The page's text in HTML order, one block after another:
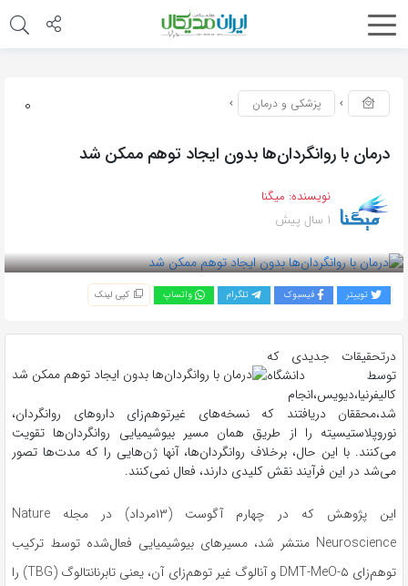
0 پزشکی و درمان
درمان با روانگردان‌ها بدون ایجاد توهم ممکن شد
نویسنده: میگنا
1 سال پیش
توییتر فیسبوک تلگرام واتساپ کپی لینک
درتحقیقات جدیدی که
توسط دانشگاه
کالیفرنیا،دیویس،انجام
شد،محققان دریافتند که نسخه‌های غیرتوهم‌زای داروهای روانگردان،
نوروپلاستیسیته را از طریق همان مسیر بیوشیمیایی روانگردان‌ها تقویت
می‌کنند. با این حال، برخلاف روانگردان‌ها، آنها ژن‌هایی را که مدت‌ها تصور
می‌شد در این فرآیند نقش کلیدی دارند، فعال نمی‌کنند.
این پژوهش که در چهارم آگوست (۱۳مرداد) در مجله Nature
Neuroscience منتشر شد، مسیرهای بیوشیمیایی فعال‌شده توسط ترکیب
توهم‌زای DMT-MeO-۵ و آنالوگ غیر توهم‌زای آن، یعنی تابرنانتالوگ (TBG) را